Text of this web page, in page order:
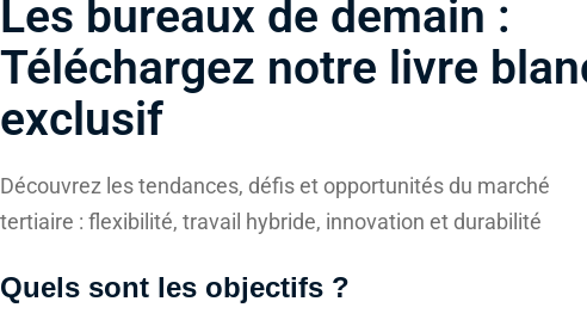
Les bureaux de demain :
Téléchargez notre livre
exclusif
Découvrez les tendances, défis et opportunités du marché
tertiaire : flexibilité, travail hybride, innovation et durabilité
Quels sont les objectifs ?